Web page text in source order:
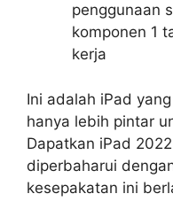
penggunaan
komponen 1
kerja
Ini adalah iPad
hanya lebih pintar
Dapatkan iPad
diperbaharui
kesepakatan ini